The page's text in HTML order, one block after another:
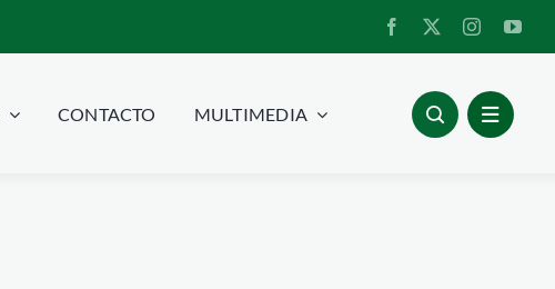
CONTACTO MULTIMEDIA